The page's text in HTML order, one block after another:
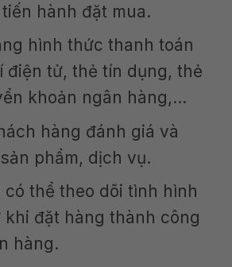
hành đặt mua.
hình thức thanh toán
điện tử, thẻ tín dụng, thẻ
khoản ngân hàng,…
hàng đánh giá và
phẩm, dịch vụ.
có thể theo dõi tình hình
khi đặt hàng thành công
hàng.